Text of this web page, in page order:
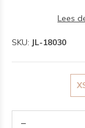
Lees
SKU: JL-18030